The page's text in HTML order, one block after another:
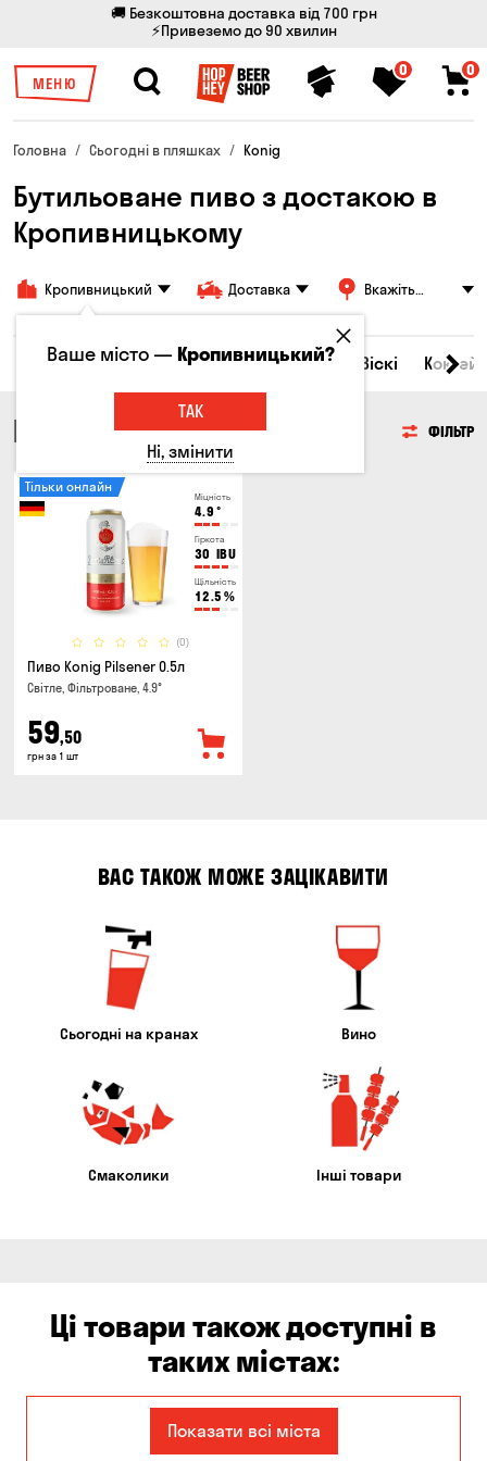
🚚 Безкоштовна доставка від 700 грн
⚡Привеземо до 90 хвилин
МЕНЮ
0 0
Головна Сьогодні в пляшках Konig
Бутильоване пиво з достакою в
Кропивницькому
Кропивницький Доставка
Вкажіть
Всі товари Пиво Сидр Вино Віскі
ПИВО ФІЛЬТР
Міцність
4.9 °
Гіркота
30 IBU
Щільність
12.5 %
(0)
Тільки онлайн
Пиво Konig Pilsener 0.5л
Світле, Фільтроване, 4.9°
59,50
грн за 1 шт
ВАС ТАКОЖ МОЖЕ ЗАЦІКАВИТИ
Сьогодні на кранах Вино
Смаколики Інші товари
Ці товари також доступні в
таких містах:
Показати всі міста
Ваше місто —Кропивницький?
ТАК
Ні, змінити